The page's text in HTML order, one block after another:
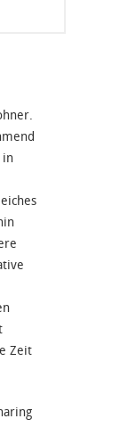
in
Zeit